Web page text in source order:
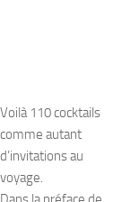
Voilà 110 cocktails
comme autant
d’invitations au
voyage.